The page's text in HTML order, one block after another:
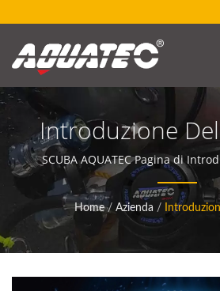
Introduzione
Oltre 40
Produzione Di
E Materiali
SCUBA
SCUBA AQUATEC Pagina di
Logo | Le attrezzature subacquee
la potenza per aiutare le
comunicare con
Home / Azienda /